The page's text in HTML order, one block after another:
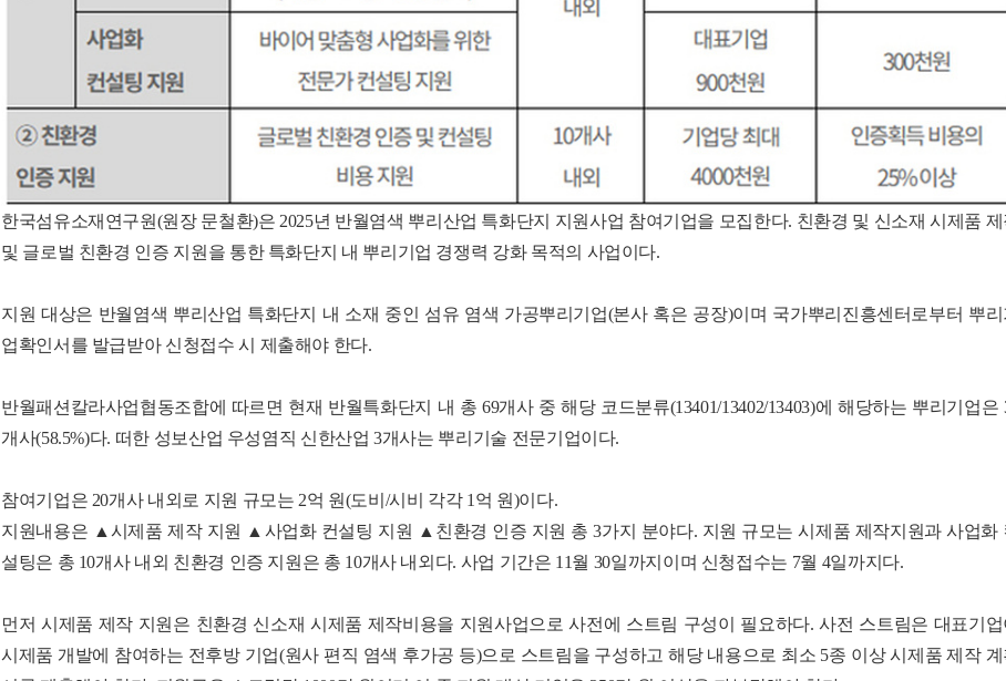
한국섬유소재연구원(원장 문철환)은 2025년 반월염색 뿌리산업 특화단지 지원사업 참여기업을 모집한다. 친환경 및 신소재 시제품
및 글로벌 친환경 인증 지원을 통한 특화단지 내 뿌리기업 경쟁력 강화 목적의 사업이다.
지원 대상은 반월염색 뿌리산업 특화단지 내 소재 중인 섬유 염색 가공뿌리기업(본사 혹은 공장)이며 국가뿌리진흥센터로부터 뿌
업확인서를 발급받아 신청접수 시 제출해야 한다.
반월패션칼라사업협동조합에 따르면 현재 반월특화단지 내 총 69개사 중 해당 코드분류(13401/13402/13403)에 해당하는 뿌리기업은
개사(58.5%)다. 떠한 성보산업 우성염직 신한산업 3개사는 뿌리기술 전문기업이다.
참여기업은 20개사 내외로 지원 규모는 2억 원(도비/시비 각각 1억 원)이다.
지원내용은 ▲시제품 제작 지원 ▲사업화 컨설팅 지원 ▲친환경 인증 지원 총 3가지 분야다. 지원 규모는 시제품 제작지원과 사업화
설팅은 총 10개사 내외 친환경 인증 지원은 총 10개사 내외다. 사업 기간은 11월 30일까지이며 신청접수는 7월 4일까지다.
먼저 시제품 제작 지원은 친환경 신소재 시제품 제작비용을 지원사업으로 사전에 스트림 구성이 필요하다. 사전 스트림은 대표기
시제품 개발에 참여하는 전후방 기업(원사 편직 염색 후가공 등)으로 스트림을 구성하고 해당 내용으로 최소 5종 이상 시제품 제작